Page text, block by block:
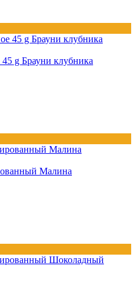
g Брауни клубника
Малина